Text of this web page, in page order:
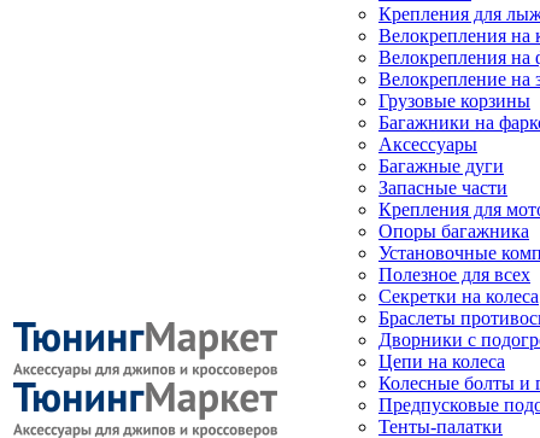
Крепления для
Велокрепления
Велокрепления на
Велокрепление на
Грузовые корзины
Багажники на
Аксессуары
Багажные дуги
Запасные части
Крепления для
Опоры багажника
Установочные
Полезное для всех
Секретки на колеса
Браслеты
Дворники с
Цепи на колеса
Колесные болты и
Предпусковые
Тенты-палатки